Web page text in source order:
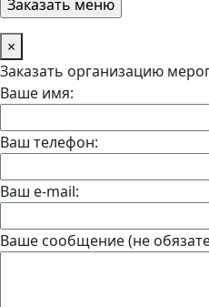
×
Заказать организацию
Ваше имя:
Ваш телефон:
Ваш e-mail:
Ваше сообщение (не